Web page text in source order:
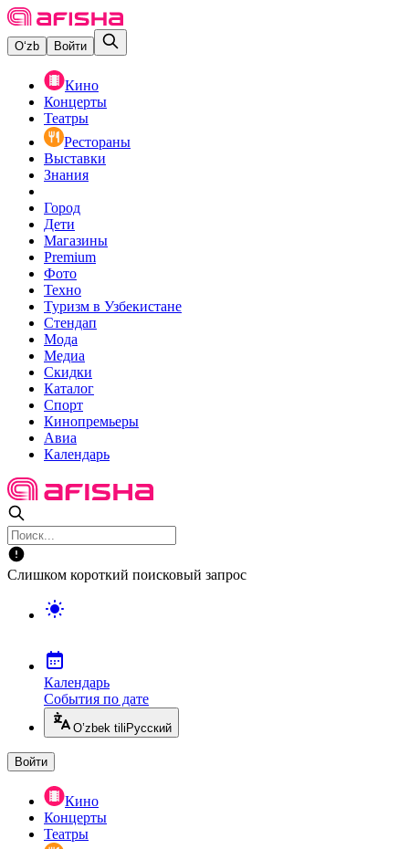
O‘zb Войти
Кино
Концерты
Театры
Рестораны
Выставки
Знания
Город
Дети
Магазины
Premium
Фото
Техно
Туризм в Узбекистане
Стендап
Мода
Медиа
Скидки
Каталог
Спорт
Кинопремьеры
Авиа
Календарь
Слишком короткий поисковый запрос
Календарь
События по дате
O’zbek tili Русский
Войти
Кино
Концерты
Театры